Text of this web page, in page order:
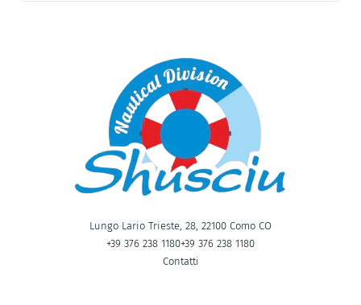
Lungo Lario Trieste, 28, 22100 Como CO
+39 376 238 1180+39 376 238 1180
Contatti